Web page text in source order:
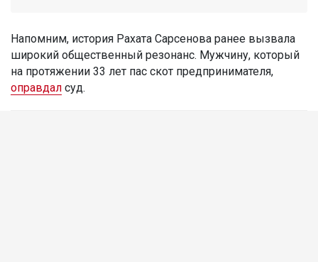
Напомним, история Рахата Сарсенова ранее вызвала
широкий общественный резонанс. Мужчину, который
на протяжении 33 лет пас скот предпринимателя,
оправдал суд.